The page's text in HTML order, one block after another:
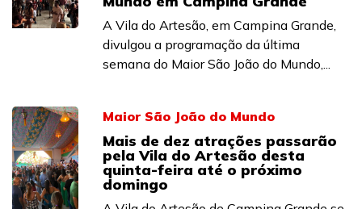
A Vila do Artesão, em Campina Grande,
divulgou a programação da última
semana do Maior São João do Mundo,...
Maior São João do Mundo
Mais de dez atrações passarão
pela Vila do Artesão desta
quinta-feira até o próximo
domingo